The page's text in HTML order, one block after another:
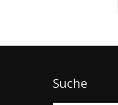
Suche